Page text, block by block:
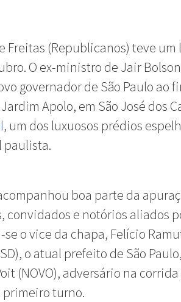
Freitas (Republicanos) teve
O ex-ministro de Jair
governador de São Paulo ao
Apolo, em São José dos
, um dos luxuosos prédios
paulista.
boa parte da
convidados e notórios aliados
o vice da chapa, Felício
o atual prefeito de São
(NOVO), adversário na
turno.